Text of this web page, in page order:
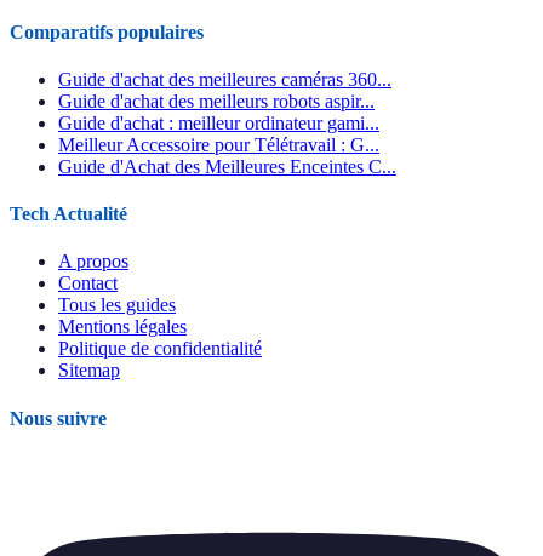
Comparatifs populaires
Guide d'achat des meilleures caméras 360...
Guide d'achat des meilleurs robots aspir...
Guide d'achat : meilleur ordinateur gami...
Meilleur Accessoire pour Télétravail : G...
Guide d'Achat des Meilleures Enceintes C...
Tech Actualité
A propos
Contact
Tous les guides
Mentions légales
Politique de confidentialité
Sitemap
Nous suivre